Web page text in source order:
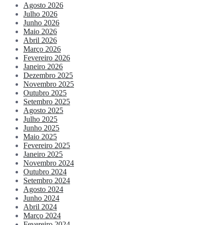
Agosto 2026
Julho 2026
Junho 2026
Maio 2026
Abril 2026
Março 2026
Fevereiro 2026
Janeiro 2026
Dezembro 2025
Novembro 2025
Outubro 2025
Setembro 2025
Agosto 2025
Julho 2025
Junho 2025
Maio 2025
Fevereiro 2025
Janeiro 2025
Novembro 2024
Outubro 2024
Setembro 2024
Agosto 2024
Junho 2024
Abril 2024
Março 2024